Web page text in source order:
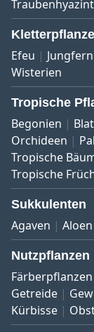
Efeu
Wisterien
Tropische
Begonien
Orchideen
Tropische
Tropische
Sukkulenten
Agaven Aloen
Nutzpflanzen
Färberpflanzen
Getreide
Kürbisse